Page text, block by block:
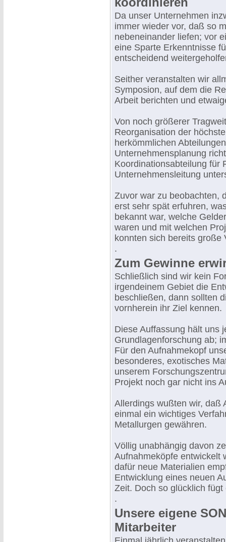
Da unser Unternehmen
immer wieder vor, daß so
nebeneinander liefen; vor
eine Sparte Erkenntnisse
entscheidend
Seither veranstalten wir
Symposion, auf dem die
Arbeit berichten und
Von noch größerer
Reorganisation der
herkömmlichen
Unternehmensplanung
Koordinationsabteilung für
Unternehmensleitung
Zuvor war zu beobachten,
erst sehr spät erfuhren,
bekannt war, welche
waren und mit welchen
konnten sich bereits große
.
Zum Gewinne
Schließlich sind wir kein
irgendeinem Gebiet die
beschließen, dann sollten
vornherein ihr Ziel kennen.
Diese Auffassung hält uns
Grundlagenforschung ab;
Für den Aufnahmekopf
besonderes, exotisches
unserem
Projekt noch gar nicht ins
Allerdings wußten wir, daß
einmal ein wichtiges
Metallurgen gewähren.
Völlig unabhängig davon
Aufnahmeköpfe entwickelt
dafür neue Materialien
Entwicklung eines neuen
Zeit. Doch so glücklich
.
Unsere eigene
Mitarbeiter